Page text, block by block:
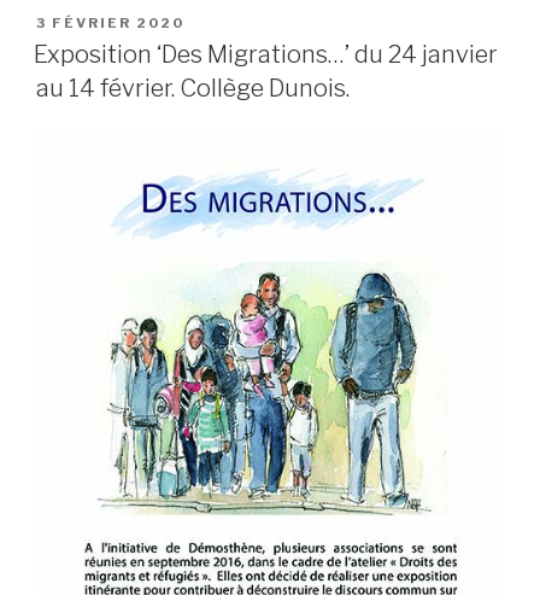
PUBLIÉ
LE
3 FÉVRIER 2020
Exposition ‘Des Migrations…’ du 24 janvier
au 14 février. Collège Dunois.